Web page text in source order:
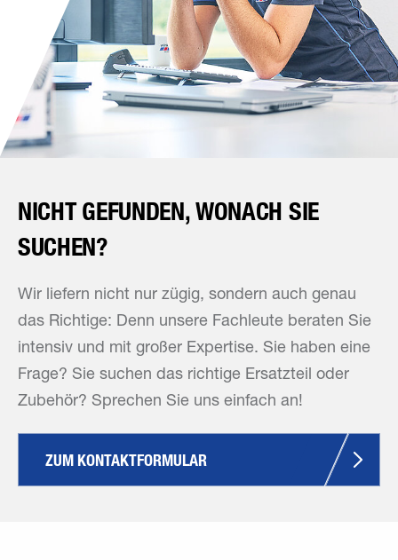
NICHT GEFUNDEN, WONACH SIE
SUCHEN?
Wir liefern nicht nur zügig, sondern auch genau
das Richtige: Denn unsere Fachleute beraten Sie
intensiv und mit großer Expertise. Sie haben eine
Frage? Sie suchen das richtige Ersatzteil oder
Zubehör? Sprechen Sie uns einfach an!
ZUM KONTAKTFORMULAR